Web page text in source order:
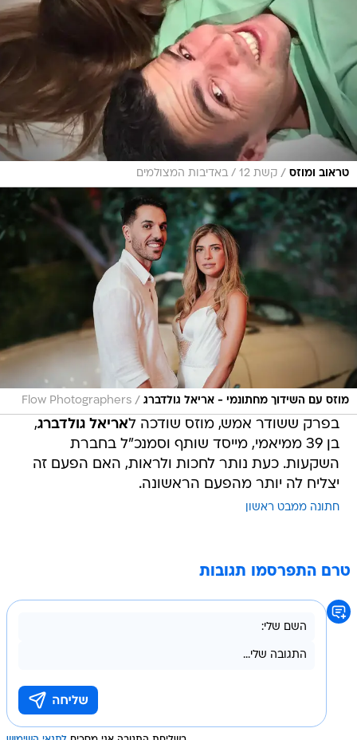
טראוב ומוזס / קשת 12 / באדיבות המצולמים
מוזס עם השידוך מחתונמי - אריאל גולדברג /
Flow Photographers
בפרק ששודר אמש, מוזס שודכה לאריאל גולדברג,
בן 39 ממיאמי, מייסד שותף וסמנכ"ל בחברת
השקעות. כעת נותר לחכות ולראות, האם הפעם זה
יצליח לה יותר מהפעם הראשונה.
חתונה ממבט ראשון
טרם התפרסמו תגובות